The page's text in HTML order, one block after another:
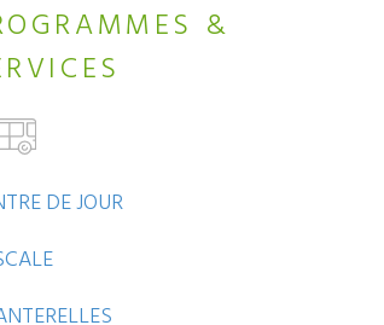
&
DE JOUR